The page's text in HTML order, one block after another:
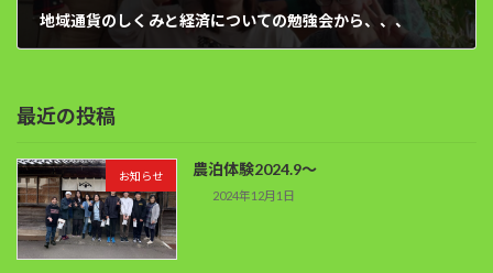
地域通貨のしくみと経済についての勉強会から、、、
最近の投稿
お知らせ 農泊体験2024.9～
2024年12月1日